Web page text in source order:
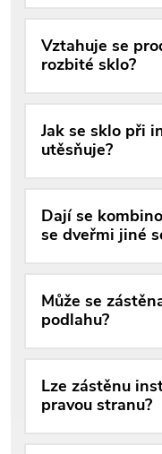
Vztahuje se
rozbité sklo?
Jak se sklo při
utěsňuje?
Dají se
se dveřmi jiné
Může se
podlahu?
Lze zástěnu
pravou stranu?